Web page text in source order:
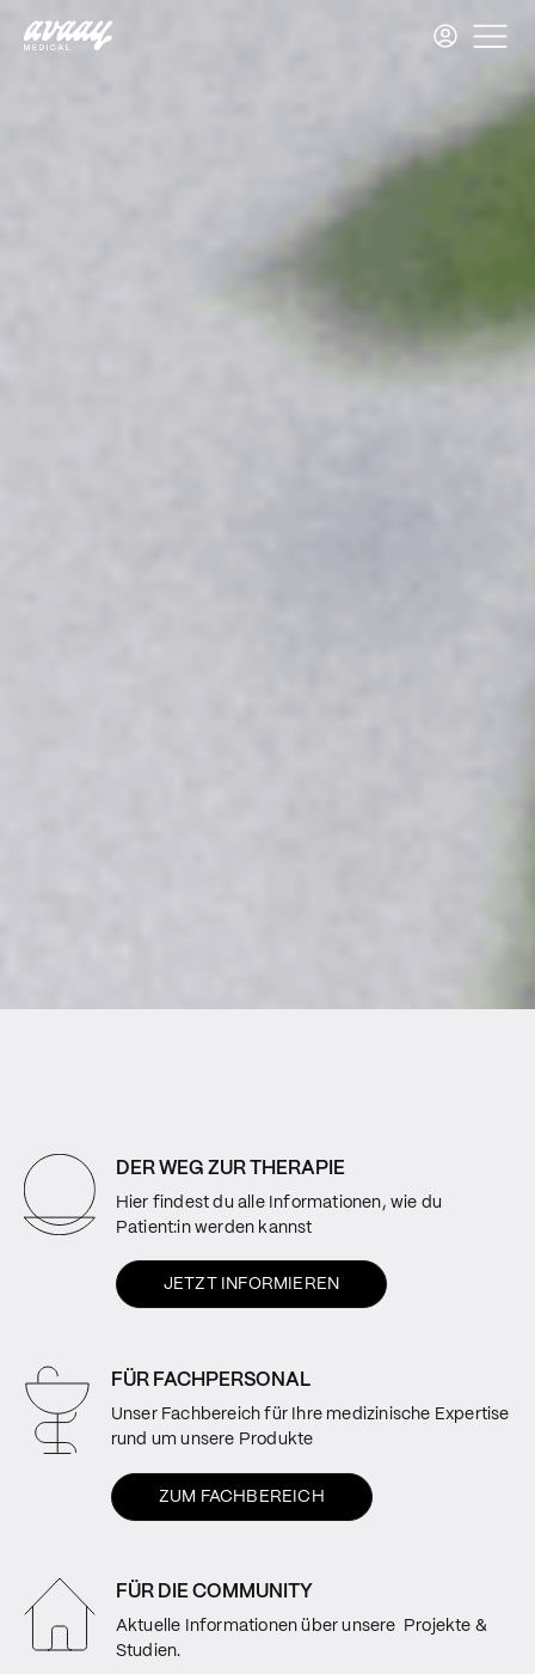
DER WEG ZUR THERAPIE
Hier findest du alle Informationen, wie du
Patient:in werden kannst
JETZT INFORMIEREN
FÜR FACHPERSONAL
Unser Fachbereich für Ihre medizinische Expertise
rund um unsere Produkte
ZUM FACHBEREICH
FÜR DIE COMMUNITY
Aktuelle Informationen über unsere Projekte &
Studien.